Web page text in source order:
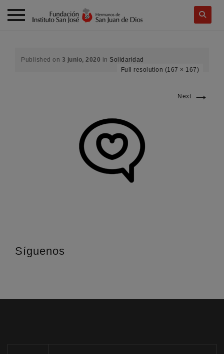
Published on 3 junio, 2020 in Solidaridad
Full resolution (167 × 167)
Next →
Síguenos